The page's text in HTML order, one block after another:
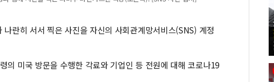
란히 서서 찍은 사진을 자신의 사회관계망서비스(SNS) 계정
의 미국 방문을 수행한 각료와 기업인 등 전원에 대해 코로나19